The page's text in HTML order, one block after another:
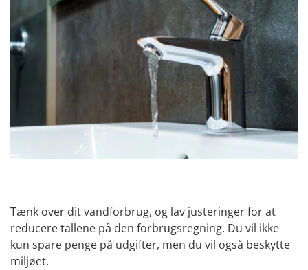
Tænk over dit vandforbrug, og lav justeringer for at
reducere tallene på den forbrugsregning. Du vil ikke
kun spare penge på udgifter, men du vil også beskytte
miljøet.